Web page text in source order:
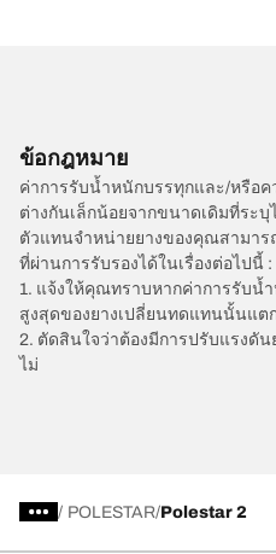
ข้อกฎหมาย
ค่าการรับน้ำหนักบรรทุกและ/หรือค
ต่างกันเล็กน้อยจากขนาดเดิมที่ระ
ตัวแทนจำหน่ายยางของคุณสามาร
ที่ผ่านการรับรองได้ในเรื่องต่อไปนี้ :
1. แจ้งให้คุณทราบหากค่าการรับน้
สูงสุดของยางเปลี่ยนทดแทนนั้นแตก
2. ตัดสินใจว่าต้องมีการปรับแรงดั
ไม่
/ POLESTAR Polestar 2